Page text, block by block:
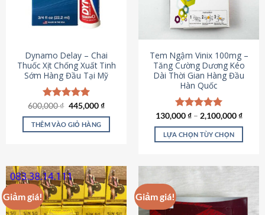
Dynamo Delay – Chai
Thuốc Xịt Chống Xuất Tinh
Sớm Hàng Đầu Tại Mỹ
Được xếp
hạng5.00
5 sao
600,000₫ Giá
là:
600,000 ₫.
445,000₫Giá
tại
THÊM VÀO GIỎ HÀNG
Tem Ngậm Vinix 100mg –
Tăng Cường Dương Kéo
Dài Thời Gian Hàng Đầu
Hàn Quốc
Được xếp
hạng5.00
5 sao
130,000₫– 2,100,000₫
LỰA CHỌN TÙY CHỌN
nhiều
biến
Giảm giá! Giảm giá!